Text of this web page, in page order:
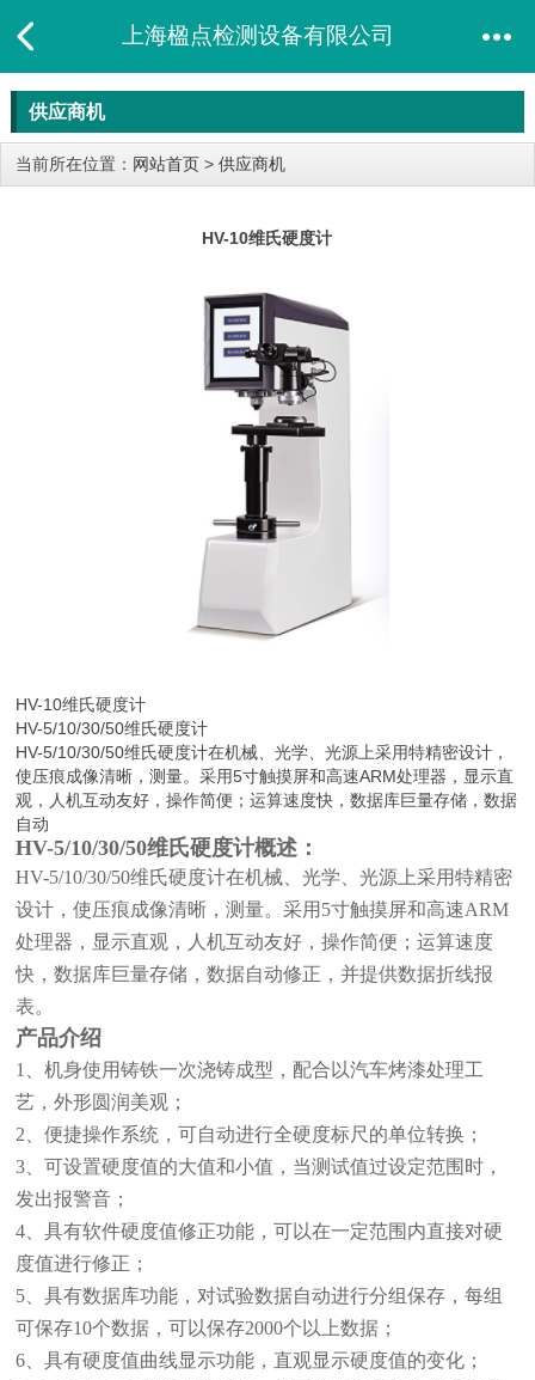
上海楹点检测设备有限公司
供应商机
当前所在位置： 网站首页 > 供应商机
HV-10维氏硬度计
HV-10维氏硬度计
HV-5/10/30/50维氏硬度计
HV-5/10/30/50维氏硬度计在机械、光学、光源上采用特精密设计，
使压痕成像清晰，测量。采用5寸触摸屏和高速ARM处理器，显示直
观，人机互动友好，操作简便；运算速度快，数据库巨量存储，数据
自动
HV-5/10/30/50维氏硬度计概述：
HV-5/10/30/50维氏硬度计在机械、光学、光源上采用特精密
设计，使压痕成像清晰，测量。采用5寸触摸屏和高速ARM
处理器，显示直观，人机互动友好，操作简便；运算速度
快，数据库巨量存储，数据自动修正，并提供数据折线报
表。
产品介绍
1、机身使用铸铁一次浇铸成型，配合以汽车烤漆处理工
艺，外形圆润美观；
2、便捷操作系统，可自动进行全硬度标尺的单位转换；
3、可设置硬度值的大值和小值，当测试值过设定范围时，
发出报警音；
4、具有软件硬度值修正功能，可以在一定范围内直接对硬
度值进行修正；
5、具有数据库功能，对试验数据自动进行分组保存，每组
可保存10个数据，可以保存2000个以上数据；
6、具有硬度值曲线显示功能，直观显示硬度值的变化；